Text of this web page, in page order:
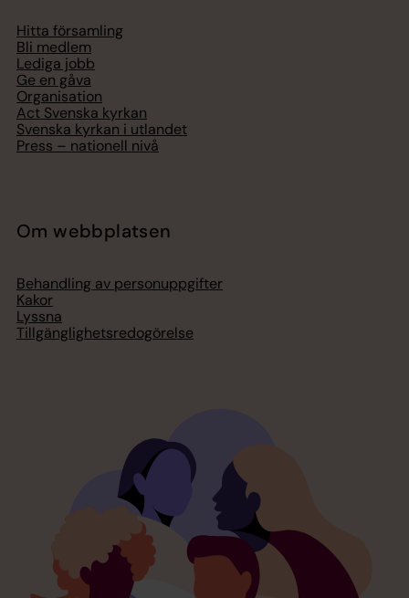
Hitta församling
Bli medlem
Lediga jobb
Ge en gåva
Organisation
Act Svenska kyrkan
Svenska kyrkan i utlandet
Press – nationell nivå
Om webbplatsen
Behandling av personuppgifter
Kakor
Lyssna
Tillgänglighetsredogörelse